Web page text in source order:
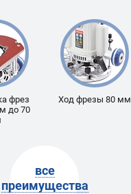
фрез
до 70
Ход фрезы 80 мм
все
преимущества